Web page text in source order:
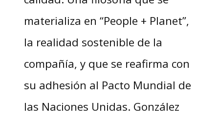
materializa en “People + Planet”,
la realidad sostenible de la
compañía, y que se reafirma con
su adhesión al Pacto Mundial de
las Naciones Unidas. González